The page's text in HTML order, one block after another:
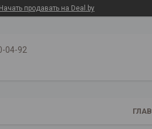
Начать продавать на Deal.by
04-92